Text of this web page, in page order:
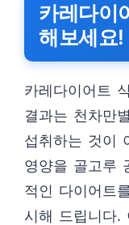
카레다이
해보세요!
카레다이어트
결과는 천차만
섭취하는 것이
영양을 골고루
적인 다이어트
시해 드립니다.